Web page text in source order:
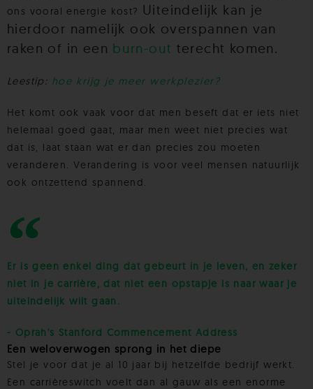
ons vooral energie kost? Uiteindelijk kan je
hierdoor namelijk ook overspannen van
raken of in een burn-out terecht komen.
Leestip: hoe krijg je meer werkplezier?
Het komt ook vaak voor dat men beseft dat er iets niet
helemaal goed gaat, maar men weet niet precies wat
dat is, laat staan wat er dan precies zou moeten
veranderen. Verandering is voor veel mensen natuurlijk
ook ontzettend spannend.
Er is geen enkel ding dat gebeurt in je leven, en zeker
niet in je carrière, dat niet een opstapje is naar waar je
uiteindelijk wilt gaan.
- Oprah's Stanford Commencement Address
Een weloverwogen sprong in het diepe
Stel je voor dat je al 10 jaar bij hetzelfde bedrijf werkt.
Een carrièreswitch voelt dan al gauw als een enorme